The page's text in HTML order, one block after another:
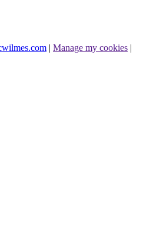
| Manage my cookies |